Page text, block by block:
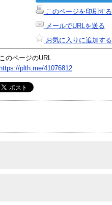
このページを印刷する
メールでURLを送る
お気に入りに追加する
このページのURL
https://plth.me/41076812